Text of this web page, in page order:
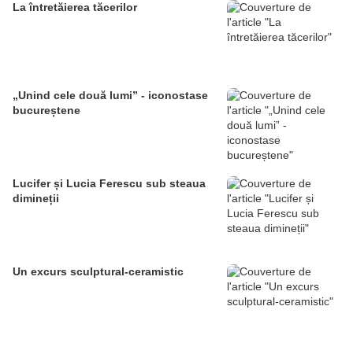
La întretăierea tăcerilor
„Unind cele două lumi” - iconostase
bucureștene
Lucifer și Lucia Ferescu sub steaua
dimineții
Un excurs sculptural-ceramistic